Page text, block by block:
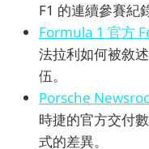
F1 的連續參賽紀
Formula 1 官方
法拉利如何被敘
伍。
Porsche
時捷的官方交付
式的差異。